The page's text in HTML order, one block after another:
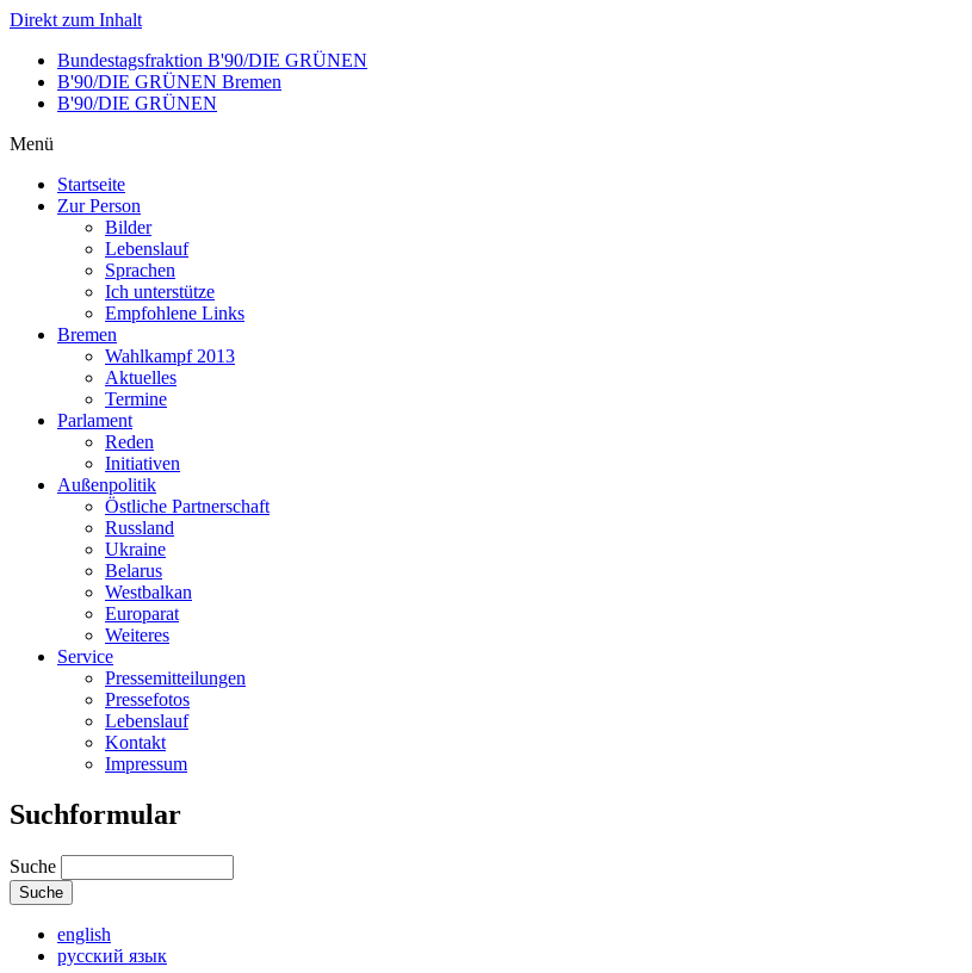
Direkt zum Inhalt
Bundestagsfraktion B'90/DIE GRÜNEN
B'90/DIE GRÜNEN Bremen
B'90/DIE GRÜNEN
Menü
Startseite
Zur Person
Bilder
Lebenslauf
Sprachen
Ich unterstütze
Empfohlene Links
Bremen
Wahlkampf 2013
Aktuelles
Termine
Parlament
Reden
Initiativen
Außenpolitik
Östliche Partnerschaft
Russland
Ukraine
Belarus
Westbalkan
Europarat
Weiteres
Service
Pressemitteilungen
Pressefotos
Lebenslauf
Kontakt
Impressum
Suchformular
Suche
english
русский язык